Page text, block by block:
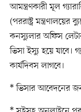
আমন্ত্রণকারী মূল
(পররাষ্ট্র
কনস্যুলার অফিস
ভিসা ইস্যু হয়ে যাবে।
কার্যদিবস লাগবে।
* ভিসার আবেদনের